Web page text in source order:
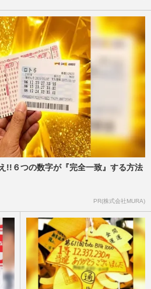
!!６つの数字が『完全一致』する方法
PR(株式会社MURA)